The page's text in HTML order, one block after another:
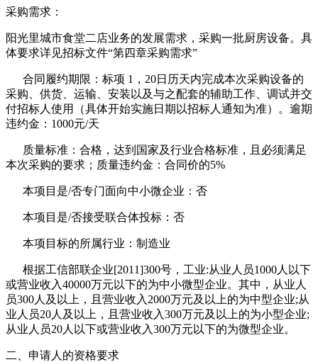
采购需求：
阳光里城市食堂二店业务的发展需求，采购一批厨房设备。具
体要求详见招标文件“第四章采购需求”
合同履约期限：标项 1，20日历天内完成本次采购设备的
采购、供货、运输、安装以及与之配套的辅助工作、调试并交
付招标人使用（具体开始实施日期以招标人通知为准）。逾期
违约金：1000元/天
质量标准：合格，达到国家及行业合格标准，且必须满足
本次采购的要求；质量违约金：合同价的5%
本项目是/否专门面向中小微企业：否
本项目是/否接受联合体投标：否
本项目标的所属行业：制造业
根据工信部联企业[2011]300号，工业:从业人员1000人以下
或营业收入40000万元以下的为中小微型企业。其中，从业人
员300人及以上，且营业收入2000万元及以上的为中型企业;从
业人员20人及以上，且营业收入300万元及以上的为小型企业;
从业人员20人以下或营业收入300万元以下的为微型企业。
二、申请人的资格要求